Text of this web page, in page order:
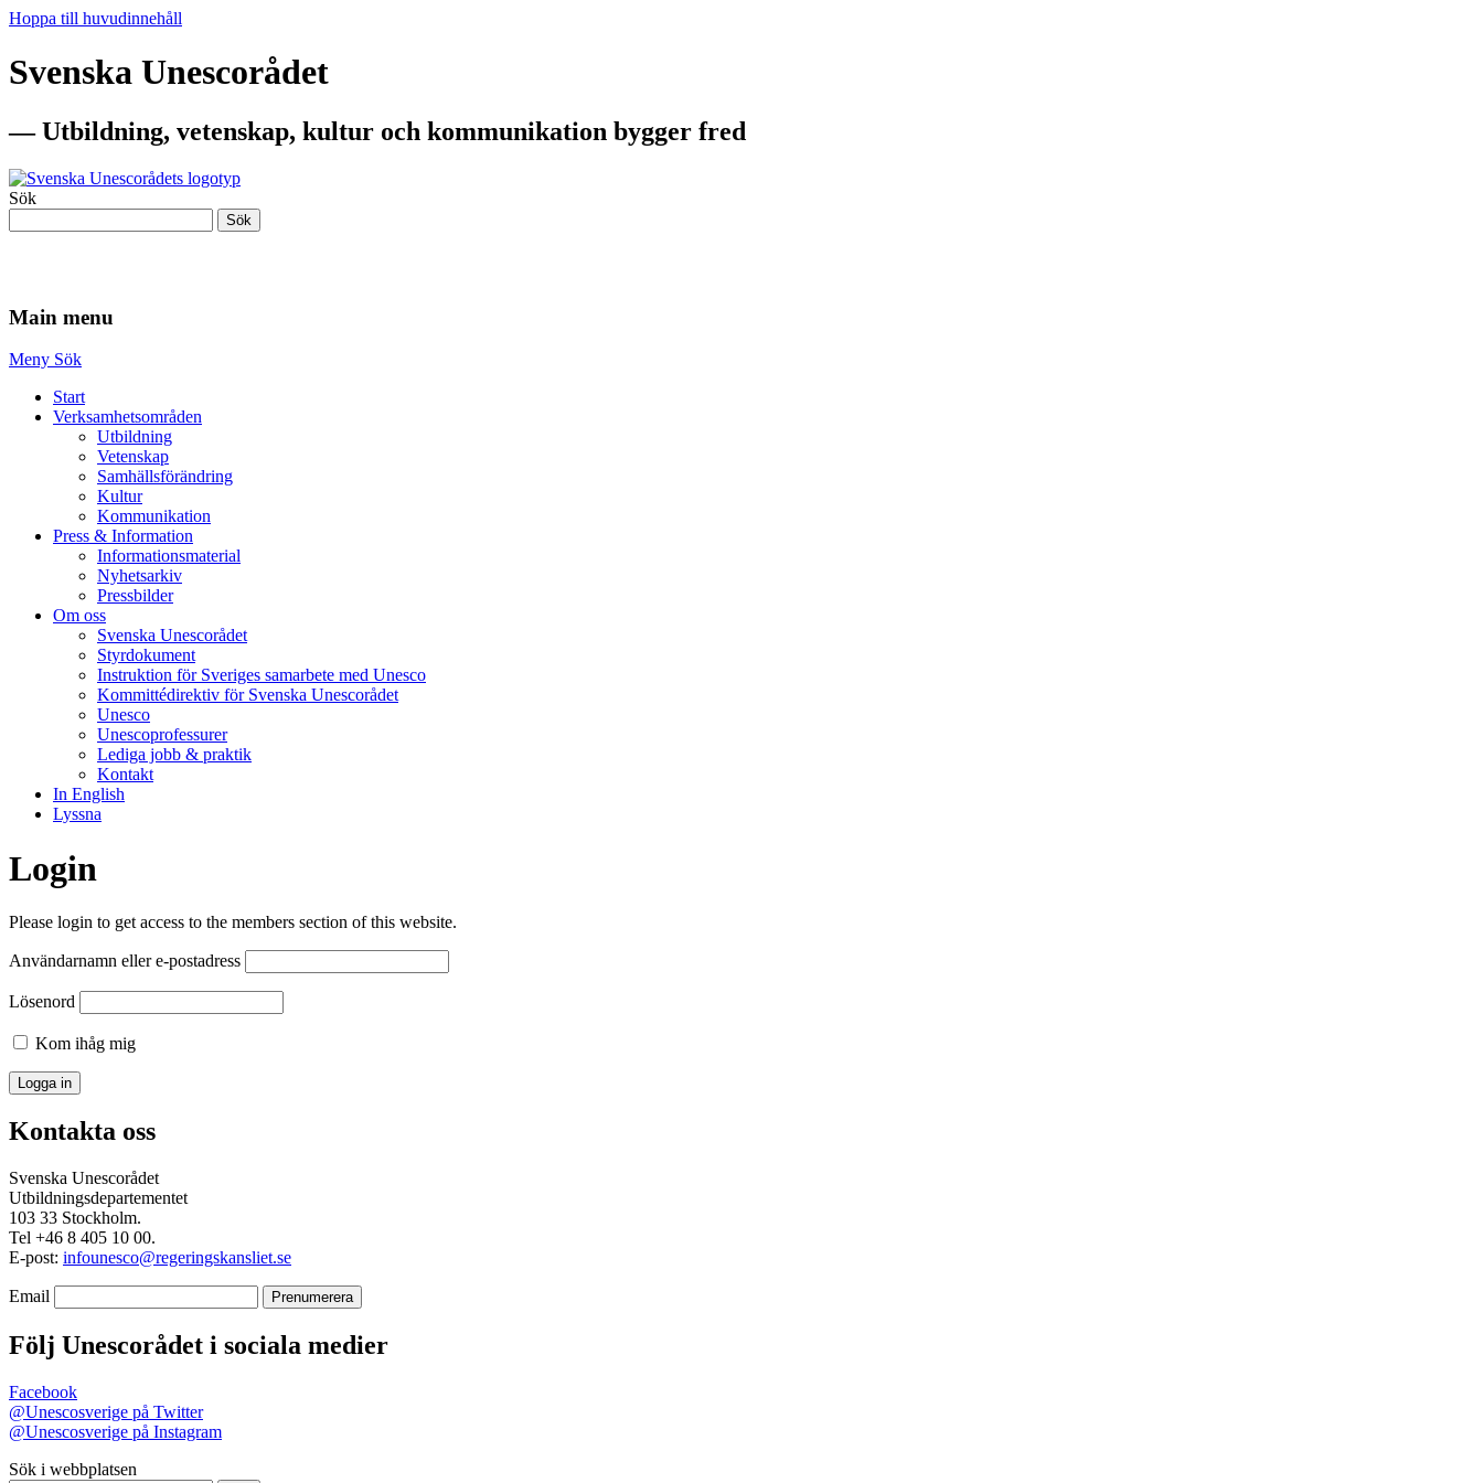
Hoppa till huvudinnehåll
Svenska Unescorådet
— Utbildning, vetenskap, kultur och kommunikation bygger fred
Sök
Sök
Main menu
Meny Sök
Start
Verksamhetsområden
Utbildning
Vetenskap
Samhällsförändring
Kultur
Kommunikation
Press & Information
Informationsmaterial
Nyhetsarkiv
Pressbilder
Om oss
Svenska Unescorådet
Styrdokument
Instruktion för Sveriges samarbete med Unesco
Kommittédirektiv för Svenska Unescorådet
Unesco
Unescoprofessurer
Lediga jobb & praktik
Kontakt
In English
Lyssna
Login
Please login to get access to the members section of this website.
Användarnamn eller e-postadress
Lösenord
Kom ihåg mig
Kontakta oss
Svenska Unescorådet
Utbildningsdepartementet
103 33 Stockholm.
Tel +46 8 405 10 00.
E-post: infounesco@regeringskansliet.se
Email
Följ Unescorådet i sociala medier
Facebook
@Unescosverige på Twitter
@Unescosverige på Instagram
Sök i webbplatsen